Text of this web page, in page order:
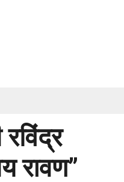
रावण”